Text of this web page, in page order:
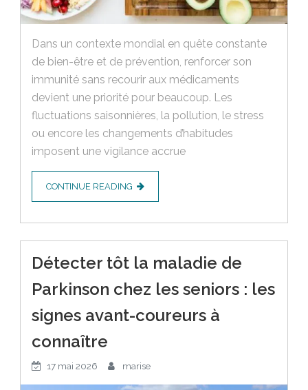
Dans un contexte mondial en quête constante
de bien-être et de prévention, renforcer son
immunité sans recourir aux médicaments
devient une priorité pour beaucoup. Les
fluctuations saisonnières, la pollution, le stress
ou encore les changements d’habitudes
imposent une vigilance accrue
CONTINUE READING
Détecter tôt la maladie de
Parkinson chez les seniors : les
signes avant-coureurs à
connaître
17 mai 2026 marise